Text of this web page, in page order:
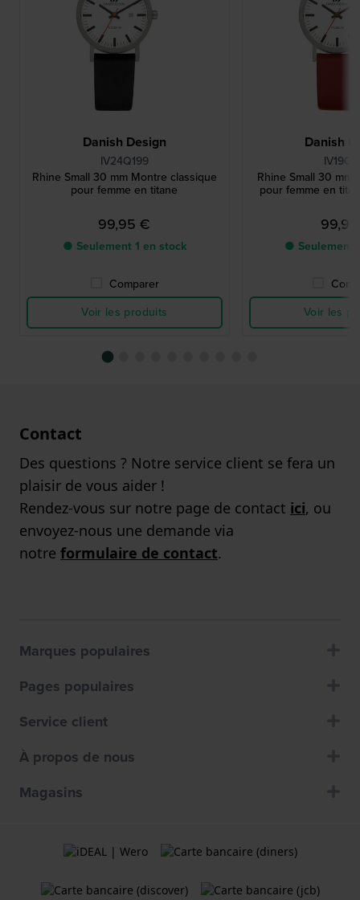
Danish Design
IV24Q199
Rhine Small 30 mm Montre classique
pour femme en titane
99,95 €
● Seulement 1 en stock
Comparer
Voir les produits
Danish
Rhine Small 30 mm
pour femme en
● Seulement
Voir les
Contact
Des questions ? Notre service client se fera un
plaisir de vous aider !
Rendez-vous sur notre page de contact ici, ou
envoyez-nous une demande via
notre formulaire de contact.
Marques populaires
Pages populaires
Service client
À propos de nous
Magasins